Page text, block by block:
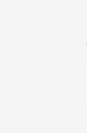
đến nồng
đi kèm với
quan nội
phát
xạ do sử